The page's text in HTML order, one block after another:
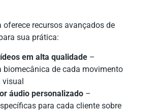
recursos avançados de
sua prática:
em alta qualidade –
biomecânica de cada movimento
visual
áudio personalizado –
para cada cliente sobre